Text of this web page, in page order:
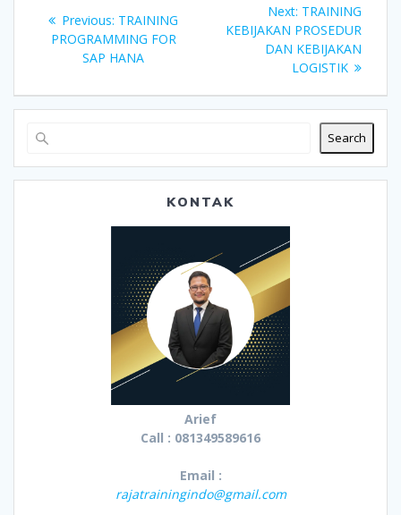
navigation
Previous: Previous
post:
TRAINING
PROGRAMMING FOR
SAP HANA
Next: Next
post:
TRAINING
KEBIJAKAN PROSEDUR
DAN KEBIJAKAN
LOGISTIK
Search
KONTAK
Arief
Call : 081349589616
Email :
rajatrainingindo@gmail.com